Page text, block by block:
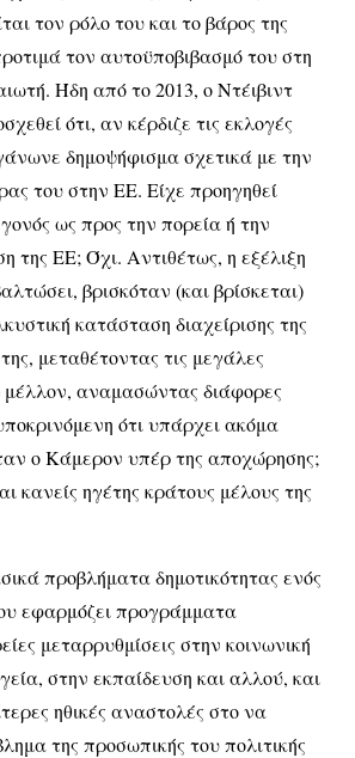
τον ρόλο του και το βάρος της
τον αυτοϋποβιβασμό του στη
Ήδη από το 2013, ο Ντέιβιντ
ότι, αν κέρδιζε τις εκλογές
δημοψήφισμα σχετικά με την
του στην ΕΕ. Είχε προηγηθεί
ως προς την πορεία ή την
της ΕΕ; Όχι. Αντιθέτως, η εξέλιξη
βρισκόταν (και βρίσκεται)
κατάσταση διαχείρισης της
μεταθέτοντας τις μεγάλες
μέλλον, αναμασώντας διάφορες
ότι υπάρχει ακόμα
ο Κάμερον υπέρ της αποχώρησης;
κανείς ηγέτης κράτους μέλους της
προβλήματα δημοτικότητας ενός
εφαρμόζει προγράμματα
μεταρρυθμίσεις στην κοινωνική
στην εκπαίδευση και αλλού, και
ηθικές αναστολές στο να
της προσωπικής του πολιτικής